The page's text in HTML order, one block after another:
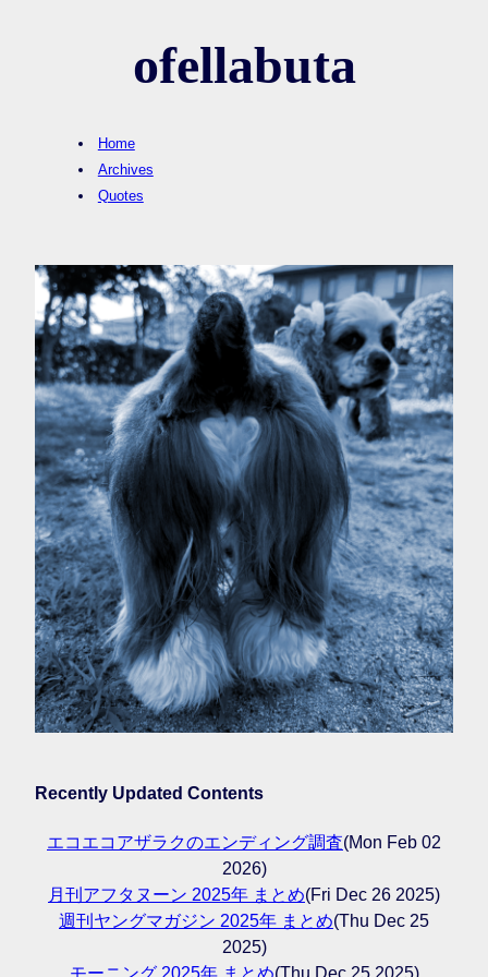
ofellabuta
Home
Archives
Quotes
Recently Updated Contents
エコエコアザラクのエンディング調査(Mon Feb 02
2026)
月刊アフタヌーン 2025年 まとめ(Fri Dec 26 2025)
週刊ヤングマガジン 2025年 まとめ(Thu Dec 25
2025)
モーニング 2025年 まとめ(Thu Dec 25 2025)